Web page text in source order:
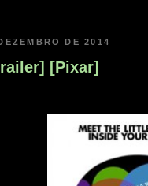
DE 2014
[Pixar]